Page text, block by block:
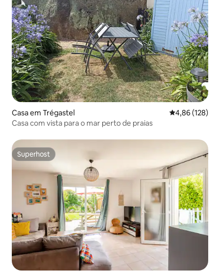
Casa em Trégastel Classificação
4,86 (128)
Casa com vista para o mar perto de praias
Superhost
Superhost